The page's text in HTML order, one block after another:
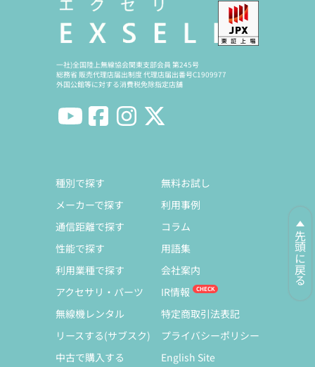
先頭に戻る
一社)全国陸上無線協会関東支部会員 第245号
総務省 販売代理店届出制度 代理店届出番号C1909977
外国公館等に対する消費税免除指定店舗
種別で探す
メーカーで探す
通信距離で探す
性能で探す
利用業種で探す
アクセサリ・パーツ
無線機レンタル
リースする(サブスク)
中古で購入する
無料お試し
利用事例
コラム
用語集
会社案内
IR情報
特定商取引法表記
プライバシーポリシー
English Site